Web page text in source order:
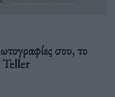
σου, το
Teller